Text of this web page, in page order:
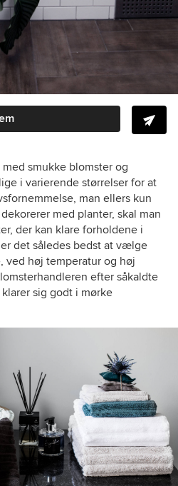
smukke blomster og
i varierende størrelser for at
man ellers kun
med planter, skal man
der kan klare forholdene i
det således bedst at vælge
ved høj temperatur og høj
efter såkaldte
klarer sig godt i mørke